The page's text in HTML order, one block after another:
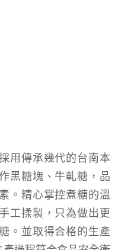
用傳承幾代的台南本
黑糖塊、牛軋糖， 品
。 精心掌控煮糖的溫
工揉製， 只為做出更
。 並取得合格的生產